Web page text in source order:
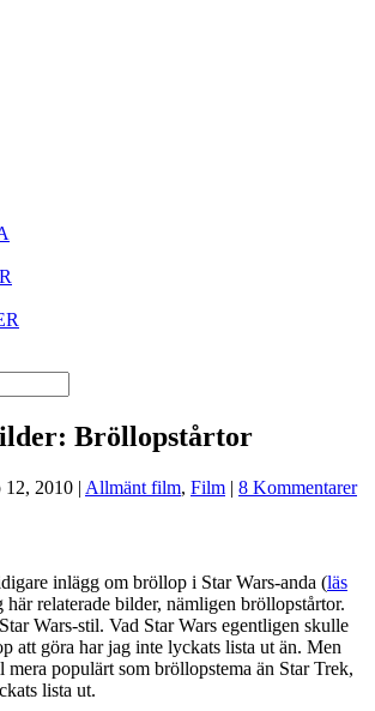
Bröllopstårtor
12, 2010 | Allmänt film, Film | 8 Kommentarer
inlägg om bröllop i Star Wars-anda (läs
här relaterade bilder, nämligen bröllopstårtor.
Wars-stil. Vad Star Wars egentligen skulle
att göra har jag inte lyckats lista ut än. Men
mera populärt som bröllopstema än Star Trek,
lista ut.